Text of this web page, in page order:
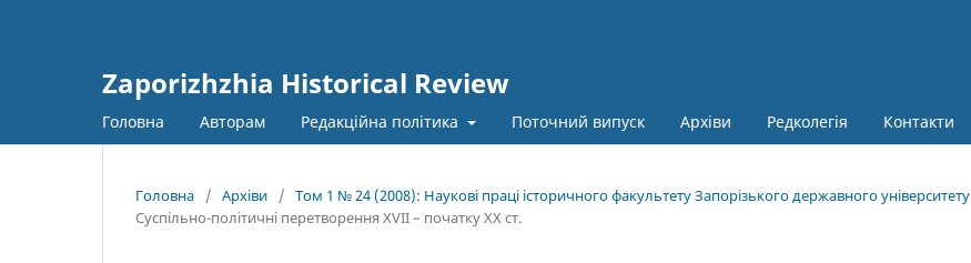
Zaporizhzhia Historical Review
Головна Авторам Редакційна політика Поточний випуск Архіви Редколегія Контакти
Головна / Архіви / Том 1 № 24 (2008): Наукові праці історичного факультету Запорізького державного університету
Суспільно-політичні перетворення XVII – початку ХХ ст.